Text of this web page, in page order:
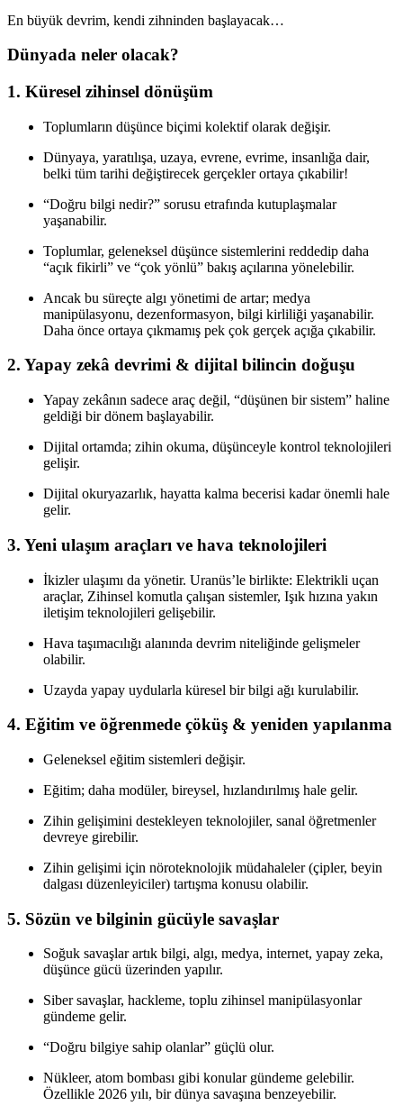
En büyük devrim, kendi zihninden başlayacak…
Dünyada neler olacak?
1. Küresel zihinsel dönüşüm
Toplumların düşünce biçimi kolektif olarak değişir.
Dünyaya, yaratılışa, uzaya, evrene, evrime, insanlığa dair,
belki tüm tarihi değiştirecek gerçekler ortaya çıkabilir!
“Doğru bilgi nedir?” sorusu etrafında kutuplaşmalar
yaşanabilir.
Toplumlar, geleneksel düşünce sistemlerini reddedip daha
“açık fikirli” ve “çok yönlü” bakış açılarına yönelebilir.
Ancak bu süreçte algı yönetimi de artar; medya
manipülasyonu, dezenformasyon, bilgi kirliliği yaşanabilir.
Daha önce ortaya çıkmamış pek çok gerçek açığa çıkabilir.
2. Yapay zekâ devrimi & dijital bilincin doğuşu
Yapay zekânın sadece araç değil, “düşünen bir sistem” haline
geldiği bir dönem başlayabilir.
Dijital ortamda; zihin okuma, düşünceyle kontrol teknolojileri
gelişir.
Dijital okuryazarlık, hayatta kalma becerisi kadar önemli hale
gelir.
3. Yeni ulaşım araçları ve hava teknolojileri
İkizler ulaşımı da yönetir. Uranüs’le birlikte: Elektrikli uçan
araçlar, Zihinsel komutla çalışan sistemler, Işık hızına yakın
iletişim teknolojileri gelişebilir.
Hava taşımacılığı alanında devrim niteliğinde gelişmeler
olabilir.
Uzayda yapay uydularla küresel bir bilgi ağı kurulabilir.
4. Eğitim ve öğrenmede çöküş & yeniden yapılanma
Geleneksel eğitim sistemleri değişir.
Eğitim; daha modüler, bireysel, hızlandırılmış hale gelir.
Zihin gelişimini destekleyen teknolojiler, sanal öğretmenler
devreye girebilir.
Zihin gelişimi için nöroteknolojik müdahaleler (çipler, beyin
dalgası düzenleyiciler) tartışma konusu olabilir.
5. Sözün ve bilginin gücüyle savaşlar
Soğuk savaşlar artık bilgi, algı, medya, internet, yapay zeka,
düşünce gücü üzerinden yapılır.
Siber savaşlar, hackleme, toplu zihinsel manipülasyonlar
gündeme gelir.
“Doğru bilgiye sahip olanlar” güçlü olur.
Nükleer, atom bombası gibi konular gündeme gelebilir.
Özellikle 2026 yılı, bir dünya savaşına benzeyebilir.